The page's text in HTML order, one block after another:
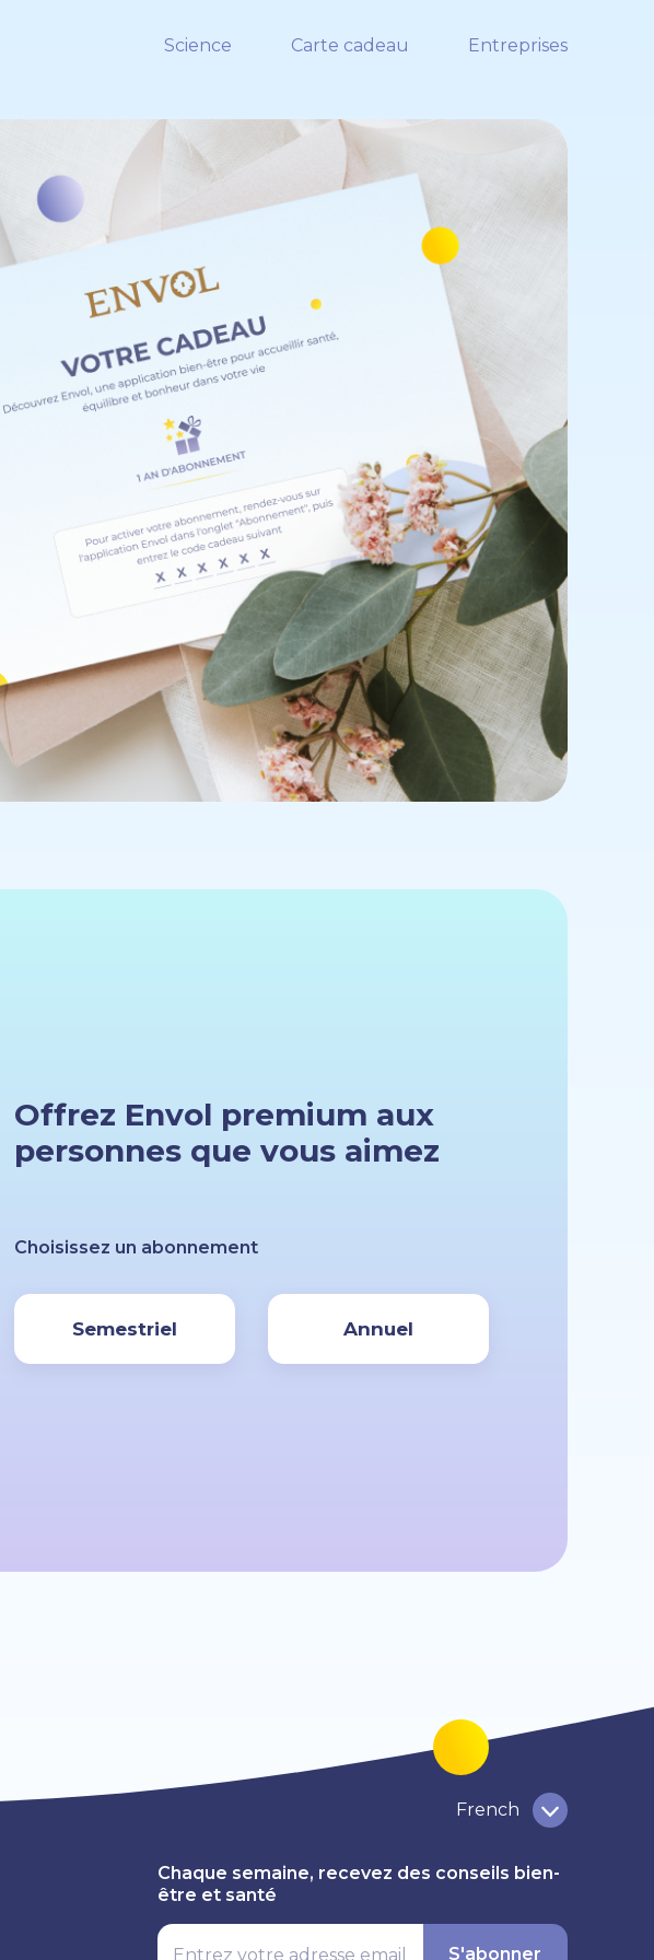
Science Carte cadeau Entreprises
Offrez Envol premium aux
personnes que vous aimez
Choisissez un abonnement
Semestriel Annuel
French
Chaque semaine, recevez des conseils bien-
être et santé
S'abonner